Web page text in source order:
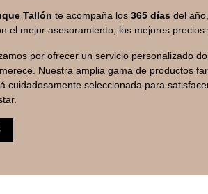
Tallón te acompaña los 365 días del
el mejor asesoramiento, los mejores precios
por ofrecer un servicio personalizado
Nuestra amplia gama de productos
cuidadosamente seleccionada para